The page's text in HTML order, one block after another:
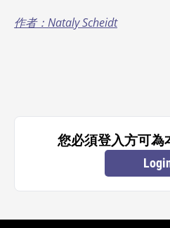
作者：Nataly Scheidt
您必須登入方可為